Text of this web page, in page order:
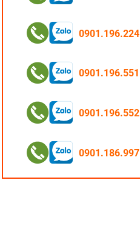
0901.196.224
0901.196.551
0901.196.552
0901.186.997